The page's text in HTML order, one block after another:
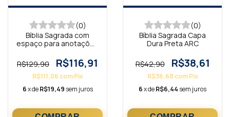
(0)
Bíblia Sagrada com
espaço para anotações
R$129,90
R$116,91
R$111,06 com Pix
6x deR$19,49 sem juros
(0)
Bíblia Sagrada Capa
Dura Preta ARC
R$42,90 R$38,61
R$36,68 com Pix
6x deR$6,44 sem juros